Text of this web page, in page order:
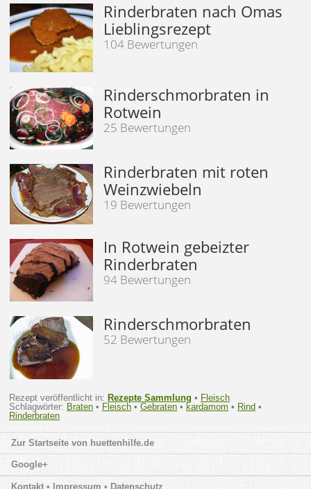
Rinderbraten nach Omas
Lieblingsrezept
104 Bewertungen
Rinderschmorbraten in
Rotwein
25 Bewertungen
Rinderbraten mit roten
Weinzwiebeln
19 Bewertungen
In Rotwein gebeizter
Rinderbraten
94 Bewertungen
Rinderschmorbraten
52 Bewertungen
Rezept veröffentlicht in: Rezepte Sammlung • Fleisch
Schlagwörter: Braten • Fleisch • Gebraten • kardamom • Rind •
Rinderbraten
huettenhilfe.de
Google+
Kontakt • Impressum • Datenschutz